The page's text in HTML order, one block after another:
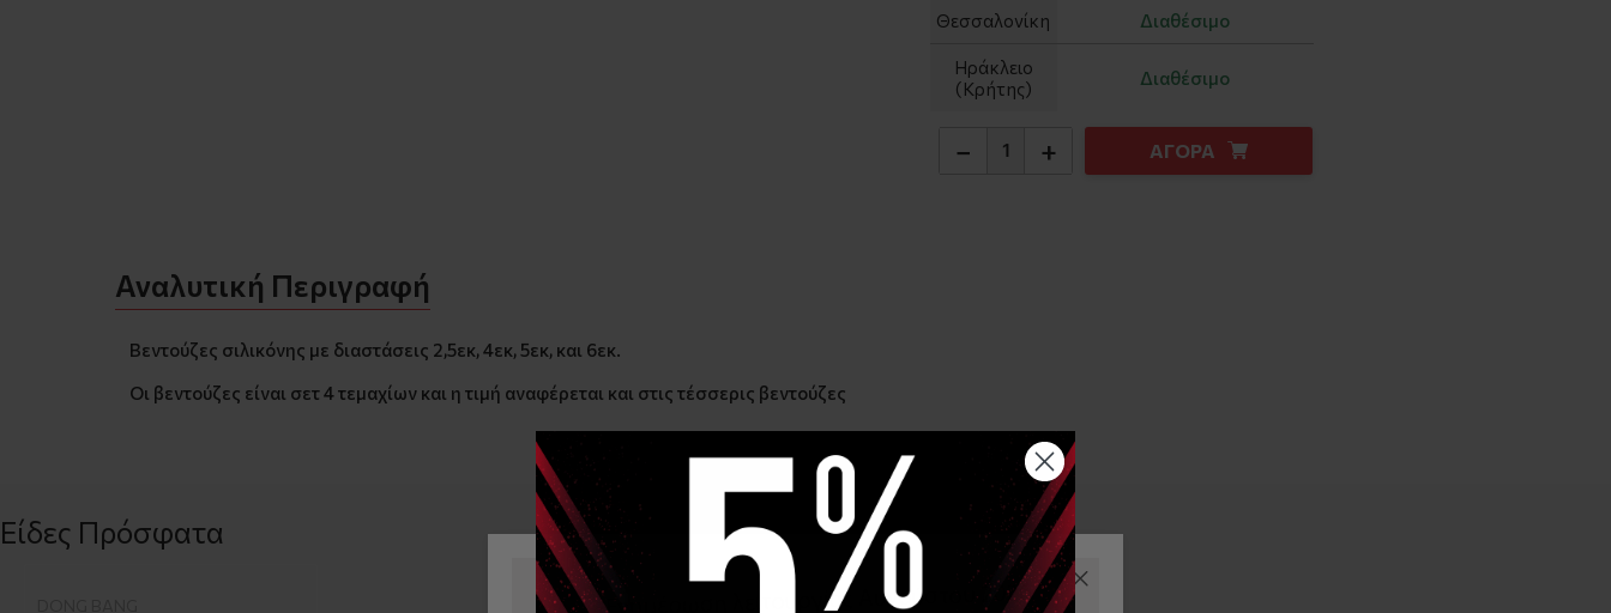
Θεσσαλονίκη Διαθέσιμο
Ηράκλειο
(Κρήτης)
Διαθέσιμο
− + ΑΓΟΡΑ
Αναλυτική Περιγραφή
Βεντούζες σιλικόνης με διαστάσεις 2,5εκ, 4εκ, 5εκ, και 6εκ.
Οι βεντούζες είναι σετ 4 τεμαχίων και η τιμή αναφέρεται και στις τέσσερις βεντούζες
Είδες Πρόσφατα